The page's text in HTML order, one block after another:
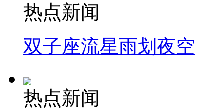
热点新闻
双子座流星雨划夜空
热点新闻